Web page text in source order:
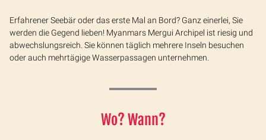
Erfahrener Seebär oder das erste Mal an Bord? Ganz einerlei, Sie
werden die Gegend lieben! Myanmars Mergui Archipel ist riesig und
abwechslungsreich. Sie können täglich mehrere Inseln besuchen
oder auch mehrtägige Wasserpassagen unternehmen.
Wo? Wann?